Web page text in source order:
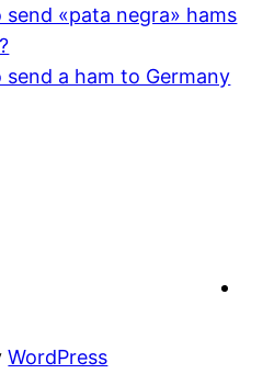
send «pata negra» hams
send a ham to Germany
WordPress